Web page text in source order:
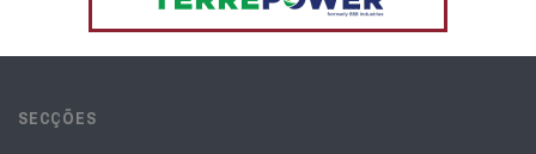
SECÇÕES